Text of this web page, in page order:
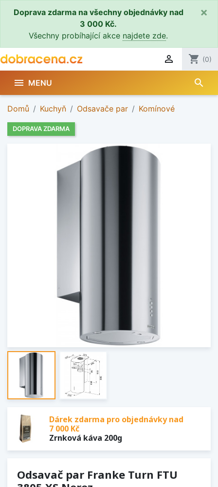
Doprava zdarma na všechny objednávky nad
3 000 Kč.
Všechny probíhající akce najdete zde.
×
 shopping_cart (0)
 MENU search
Domů Kuchyň Odsavače par Komínové
DOPRAVA ZDARMA
Dárek zdarma pro objednávky nad
7 000 Kč
Zrnková káva 200g
Odsavač par Franke Turn FTU